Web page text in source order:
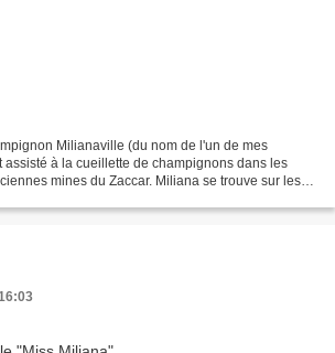
Milianaville (du nom de l'un de mes
assisté à la cueillette de champignons dans les
mines du Zaccar. Miliana se trouve sur les